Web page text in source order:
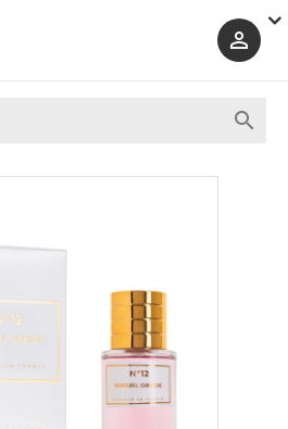

